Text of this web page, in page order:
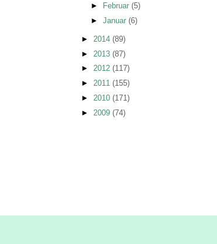
►
Februar (5)
► Januar (6)
► 2014 (89)
► 2013 (87)
► 2012 (117)
► 2011 (155)
► 2010 (171)
► 2009 (74)